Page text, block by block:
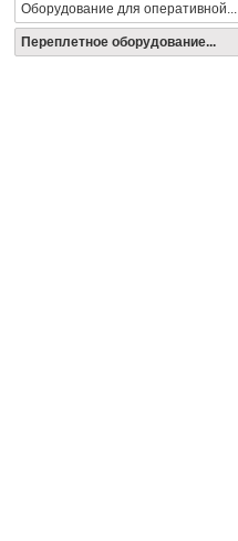
Оборудование для оперативной...
Переплетное оборудование...